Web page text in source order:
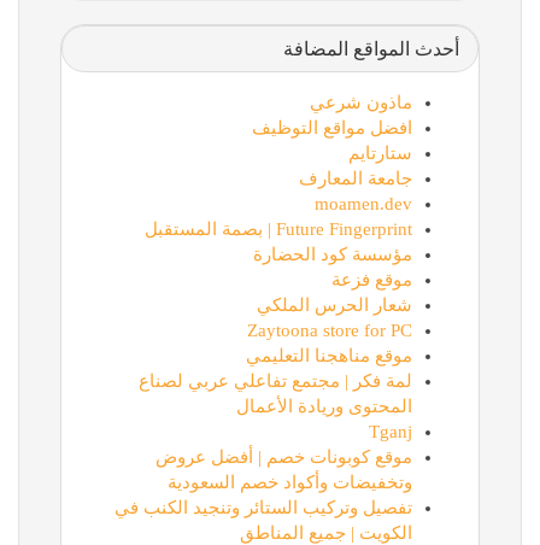
أحدث المواقع المضافة
ماذون شرعي
افضل مواقع التوظيف
ستارتايم
جامعة المعارف
moamen.dev
Future Fingerprint | بصمة المستقبل
مؤسسة كود الحضارة
موقع فزعة
شعار الحرس الملكي
Zaytoona store for PC
موقع مناهجنا التعليمي
لمة فكر | مجتمع تفاعلي عربي لصناع
المحتوى وريادة الأعمال
Tganj
موقع كوبونات خصم | أفضل عروض
وتخفيضات وأكواد خصم السعودية
تفصيل وتركيب الستائر وتنجيد الكنب في
الكويت | جميع المناطق